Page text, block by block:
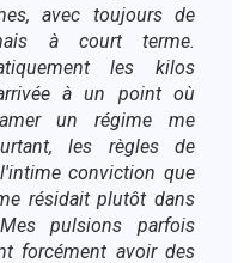
avec toujours de
à court terme.
les kilos
à un point où
un régime me
les règles de
conviction que
résidait plutôt dans
pulsions parfois
forcément avoir des